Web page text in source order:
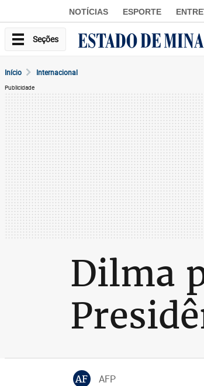
NOTÍCIAS ESPORTE
Seções
Início Internacional
Publicidade
Dilma
AF AFP